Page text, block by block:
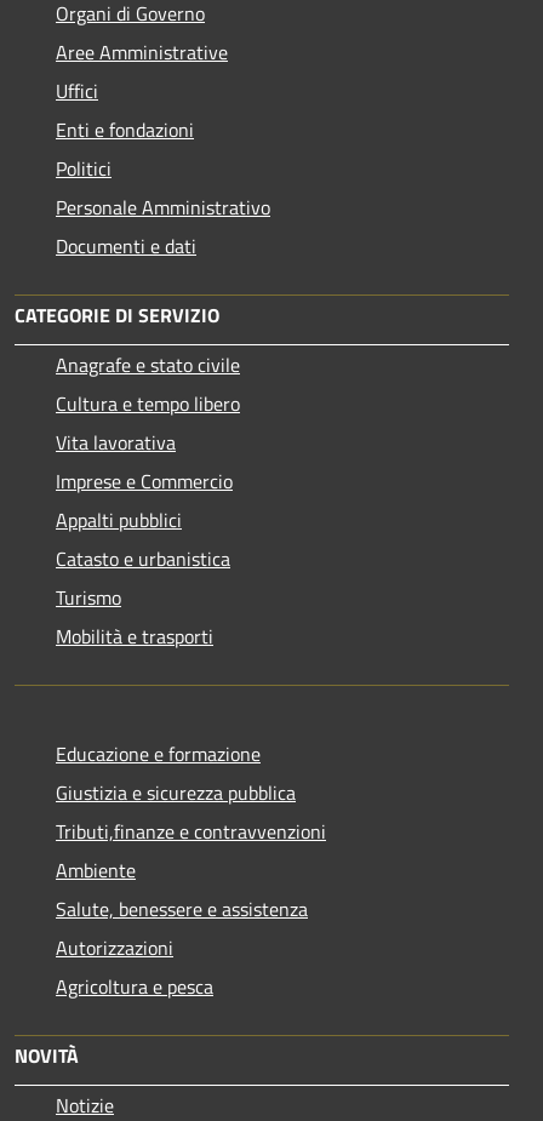
Organi di Governo
Aree Amministrative
Uffici
Enti e fondazioni
Politici
Personale Amministrativo
Documenti e dati
CATEGORIE DI SERVIZIO
Anagrafe e stato civile
Cultura e tempo libero
Vita lavorativa
Imprese e Commercio
Appalti pubblici
Catasto e urbanistica
Turismo
Mobilità e trasporti
Educazione e formazione
Giustizia e sicurezza pubblica
Tributi,finanze e contravvenzioni
Ambiente
Salute, benessere e assistenza
Autorizzazioni
Agricoltura e pesca
NOVITÀ
Notizie